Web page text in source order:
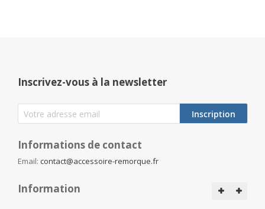
Inscrivez-vous à la newsletter
Inscription
Informations de contact
Email: contact@accessoire-remorque.fr
Information